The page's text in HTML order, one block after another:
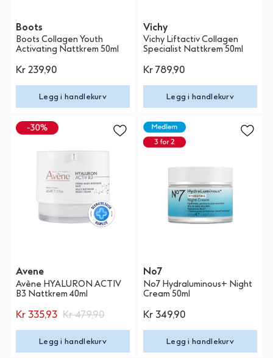
Boots
Boots Collagen Youth
Activating Nattkrem 50ml
Kr 239,90
Legg i handlekurv
Vichy
Vichy Liftactiv Collagen
Specialist Nattkrem 50ml
Kr 789,90
Legg i handlekurv
Avene
Avène HYALURON ACTIV
B3 Nattkrem 40ml
Kr 335,93 Kr 479,90
Legg i handlekurv
No7
No7 Hydraluminous+ Night
Cream 50ml
Kr 349,90
Legg i handlekurv